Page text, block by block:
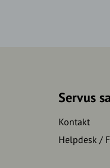
Servus
Kontakt
Helpdesk /